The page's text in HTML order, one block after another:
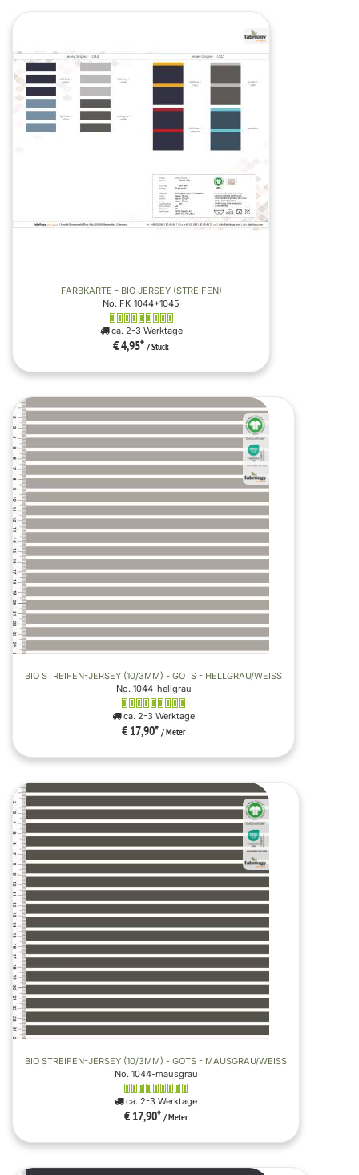
FARBKARTE - BIO JERSEY (STREIFEN)
No. FK-1044+1045
ca. 2-3 Werktage
€ 4,95* / Stück
BIO STREIFEN-JERSEY (10/3MM) - GOTS - HELLGRAU/WEISS
No. 1044-hellgrau
ca. 2-3 Werktage
€ 17,90* / Meter
BIO STREIFEN-JERSEY (10/3MM) - GOTS - MAUSGRAU/WEISS
No. 1044-mausgrau
ca. 2-3 Werktage
€ 17,90* / Meter